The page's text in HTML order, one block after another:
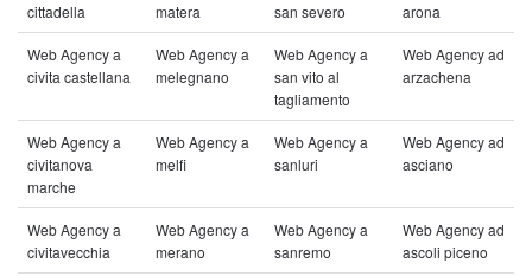
cittadella
matera
san severo
arona
Web Agency a
civita castellana
Web Agency a
melegnano
Web Agency a
san vito al
tagliamento
Web Agency ad
arzachena
Web Agency a
civitanova
marche
Web Agency a
melfi
Web Agency a
sanluri
Web Agency ad
asciano
Web Agency a
civitavecchia
Web Agency a
merano
Web Agency a
sanremo
Web Agency ad
ascoli piceno